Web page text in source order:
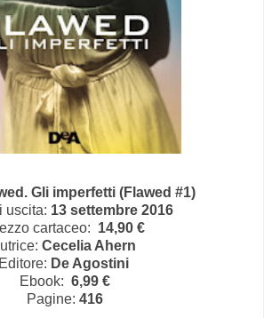
Gli imperfetti (Flawed #1)
uscita: 13 settembre 2016
cartaceo: 14,90 €
Cecelia Ahern
Editore: De Agostini
Ebook: 6,99 €
Pagine: 416